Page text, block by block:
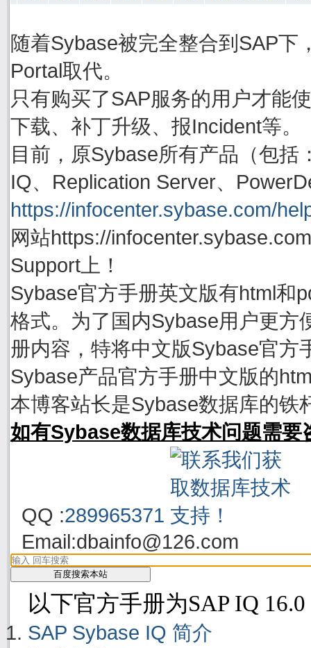
随着Sybase被完全整合到SAP下
Portal取代。
只有购买了SAP服务的用户才能
下载、补丁升级、报Incident等。
目前，原Sybase所有产品（包
IQ、Replication Server、
https://infocenter.sybase.com/
网站https://
Support上！
Sybase官方手册英文版有html和
格式。为了国内Sybase用户更方
册内容，特将中文版Sybase官方
Sybase产品官方手册中文版的
本博客站长是Sybase数据库的铁
如有Sybase数据库技术问题需要
QQ :289965371
Email:dbainfo@126.com
以下官方手册为SAP IQ
SAP Sybase IQ 简介